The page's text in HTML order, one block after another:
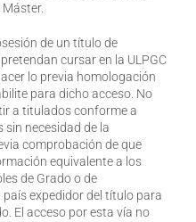
de un título de
cursar en la ULPGC
lo previa homologación
para dicho acceso. No
a titulados conforme a
necesidad de la
comprobación de que
equivalente a los
de Grado o de
expedidor del título para
El acceso por esta vía no